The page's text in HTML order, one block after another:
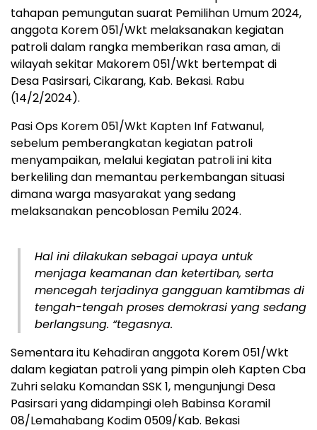
tahapan pemungutan suarat Pemilihan Umum 2024,
anggota Korem 051/Wkt melaksanakan kegiatan
patroli dalam rangka memberikan rasa aman, di
wilayah sekitar Makorem 051/Wkt bertempat di
Desa Pasirsari, Cikarang, Kab. Bekasi. Rabu
(14/2/2024).
Pasi Ops Korem 051/Wkt Kapten Inf Fatwanul,
sebelum pemberangkatan kegiatan patroli
menyampaikan, melalui kegiatan patroli ini kita
berkeliling dan memantau perkembangan situasi
dimana warga masyarakat yang sedang
melaksanakan pencoblosan Pemilu 2024.
Hal ini dilakukan sebagai upaya untuk
menjaga keamanan dan ketertiban, serta
mencegah terjadinya gangguan kamtibmas di
tengah-tengah proses demokrasi yang sedang
berlangsung. “tegasnya.
Sementara itu Kehadiran anggota Korem 051/Wkt
dalam kegiatan patroli yang pimpin oleh Kapten Cba
Zuhri selaku Komandan SSK 1, mengunjungi Desa
Pasirsari yang didampingi oleh Babinsa Koramil
08/Lemahabang Kodim 0509/Kab. Bekasi